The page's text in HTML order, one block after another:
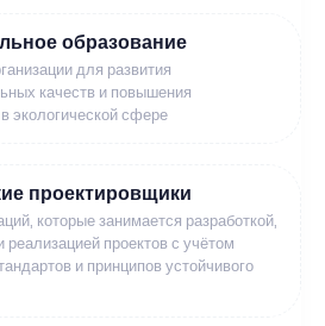
образование
для развития
качеств и повышения
экологической сфере
проектировщики
которые занимается разработкой,
проектов с учётом
и принципов устойчивого